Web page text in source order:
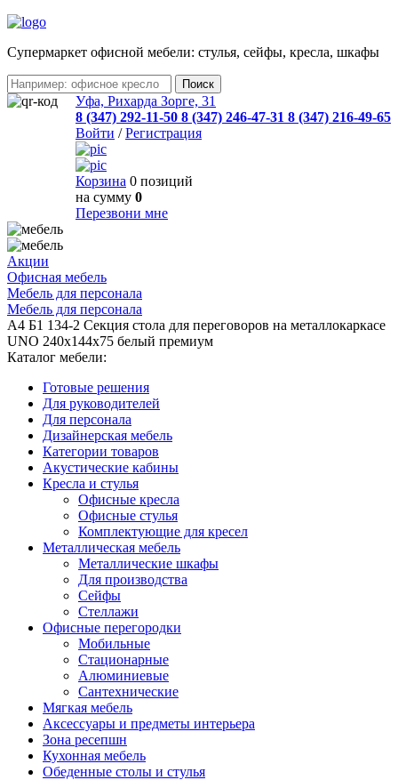
Cупермаркет офисной мебели: стулья, сейфы, кресла, шкафы
Уфа, Рихарда Зорге, 31
8 (347) 292-11-50 8 (347) 246-47-31 8 (347) 216-49-65
Войти /Регистрация
Корзина 0 позиций
на сумму 0
Перезвони мне
Акции
Офисная мебель
Мебель для персонала
Мебель для персонала
А4 Б1 134-2 Секция стола для переговоров на металлокаркасе
UNO 240x144x75 белый премиум
Каталог мебели:
Готовые решения
Для руководителей
Для персонала
Дизайнерская мебель
Категории товаров
Акустические кабины
Кресла и стулья
Офисные кресла
Офисные стулья
Комплектующие для кресел
Металлическая мебель
Металлические шкафы
Для производства
Сейфы
Стеллажи
Офисные перегородки
Мобильные
Стационарные
Алюминиевые
Сантехнические
Мягкая мебель
Аксессуары и предметы интерьера
Зона ресепшн
Кухонная мебель
Обеденные столы и стулья